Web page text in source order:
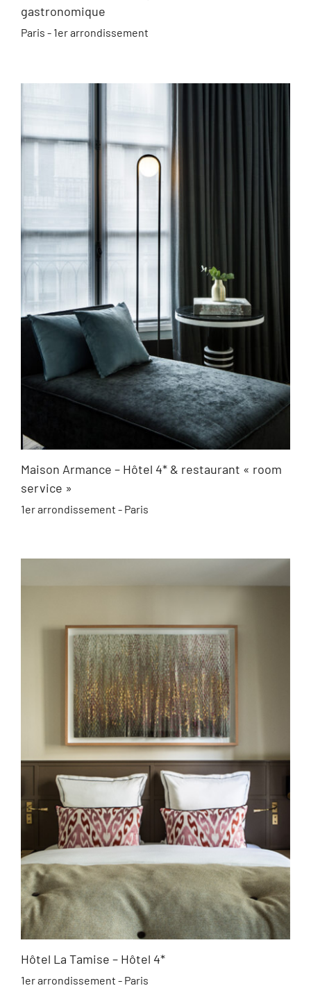
gastronomique
Paris - 1er arrondissement
Maison Armance – Hôtel 4* & restaurant « room
service »
1er arrondissement - Paris
Hôtel La Tamise – Hôtel 4*
1er arrondissement - Paris